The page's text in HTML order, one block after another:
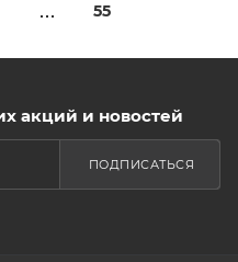
55
акций и новостей
ПОДПИСАТЬСЯ